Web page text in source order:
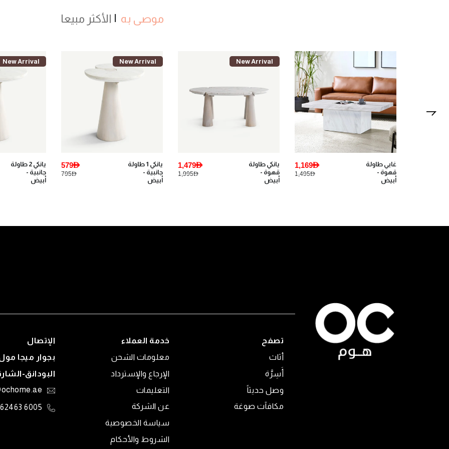
موصى به
غابي طاولة
قهوة -
أبيض
1,169AED
1,495AED
New Arrival
يانكي طاولة
قهوة -
أبيض
1,479AED
1,995AED
New Arrival
يانكي 1 طاولة
جانبية -
أبيض
579AED
795AED
New Arrival
يانكي 2 طاولة
جانبية -
أبيض
الأكثر مبيعا
تصفح
أثاث
أَسِرَّة
وصل حديثاً
مكافآت صوغة
خدمة العملاء
معلومات الشحن
الإرجاع والإسترداد
التعليمات
عن الشركة
سياسة الخصوصية
الشروط والأحكام
الإتصال
بجوار ميجا
البودانق-
6005 62463